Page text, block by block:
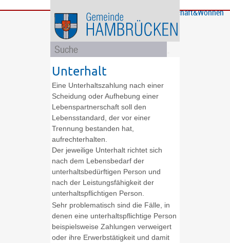
Bürgerservice
GemeindeBildung
und
Soziales
Rathaus
und
Politik
Wirtschaft&Wohnen
Unterhalt
Eine Unterhaltszahlung nach einer
Scheidung oder Aufhebung einer
Lebenspartnerschaft soll den
Lebensstandard, der vor einer
Trennung bestanden hat,
aufrechterhalten.
Der jeweilige Unterhalt richtet sich
nach dem Lebensbedarf der
unterhaltsbedürftigen Person und
nach der Leistungsfähigkeit der
unterhaltspflichtigen Person.
Sehr problematisch sind die Fälle, in
denen eine unterhaltspflichtige Person
beispielsweise Zahlungen verweigert
oder ihre Erwerbstätigkeit und damit